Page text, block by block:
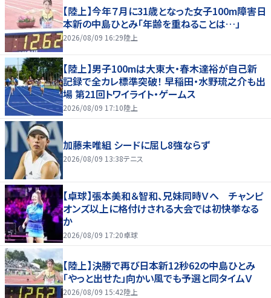
【陸上】今年７月に31歳となった女子100m障害日
本新の中島ひとみ「年齢を重ねることは…」
2026/08/09 16:29陸上
【陸上】男子100mは大東大・春木達裕が自己新
記録で全カレ標準突破！ 早稲田・水野琉之介も出
場 第21回トワイライト・ゲームス
2026/08/09 17:10陸上
加藤未唯組 シードに屈し8強ならず
2026/08/09 13:38テニス
【卓球】張本美和＆智和、兄妹同時Ｖへ チャンピ
オンズ以上に格付けされる大会では初快挙なる
か
2026/08/09 17:20卓球
【陸上】決勝で再び日本新12秒62の中島ひとみ
「やっと出せた」向かい風でも予選と同タイムＶ
2026/08/09 15:42陸上